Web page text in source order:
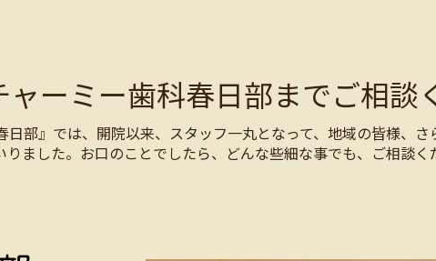
ーミー歯科春日部までご相談
部』では、開院以来、スタッフ一丸となって、地域の皆様、
ました。お口のことでしたら、どんな些細な事でも、ご相談く